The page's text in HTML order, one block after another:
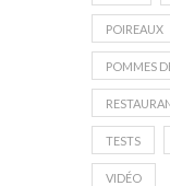
POIREAUX
POMMES
TESTS
VIDÉO